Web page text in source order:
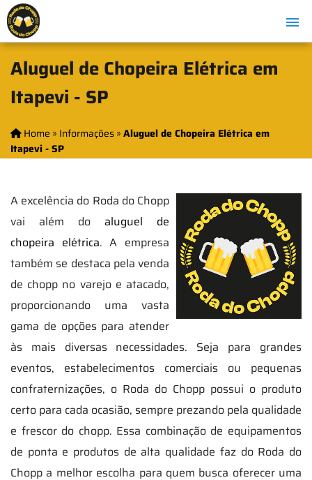
Aluguel de Chopeira Elétrica em
Itapevi - SP
Home » Informações»Aluguel de Chopeira Elétrica em
Itapevi - SP
A excelência do Roda do Chopp
vai além do aluguel de
chopeira elétrica. A empresa
também se destaca pela venda
de chopp no varejo e atacado,
proporcionando uma vasta
gama de opções para atender
às mais diversas necessidades. Seja para grandes
eventos, estabelecimentos comerciais ou pequenas
confraternizações, o Roda do Chopp possui o produto
certo para cada ocasião, sempre prezando pela qualidade
e frescor do chopp. Essa combinação de equipamentos
de ponta e produtos de alta qualidade faz do Roda do
Chopp a melhor escolha para quem busca oferecer uma